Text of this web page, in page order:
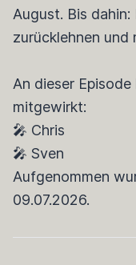
August. Bis
zurücklehnen und
An dieser
mitgewirkt:
🎤 Chris
🎤 Sven
Aufgenommen
09.07.2026.